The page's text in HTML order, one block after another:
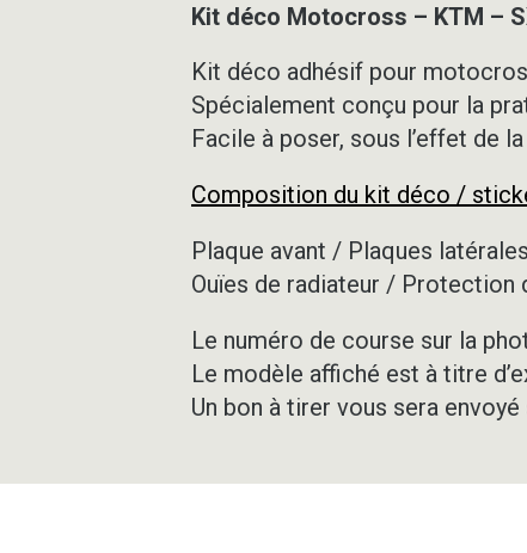
Kit déco Motocross – KTM –
Kit déco adhésif pour
Spécialement conçu pour la
Facile à poser, sous l’effet de
Composition du kit déco /
Plaque avant / Plaques
Ouïes de radiateur /
Le numéro de course sur la
Le modèle affiché est à titre
Un bon à tirer vous sera